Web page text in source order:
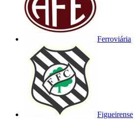
Ferroviária
Figueirense